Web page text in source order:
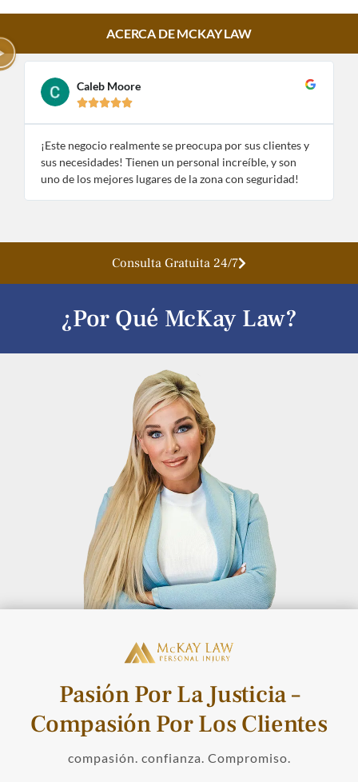
ACERCA DE MCKAY LAW
Caleb Moore

¡Este negocio realmente se preocupa por sus clientes y
sus necesidades! Tienen un personal increíble, y son
uno de los mejores lugares de la zona con seguridad!
Consulta Gratuita 24/7
¿Por Qué McKay Law?
Pasión Por La Justicia –
Compasión Por Los Clientes
compasión. confianza. Compromiso.